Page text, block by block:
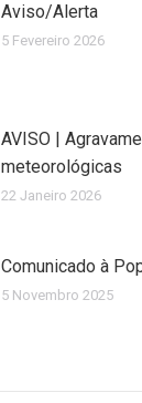
Aviso/Alerta
5 Fevereiro 2026
AVISO |
meteorológicas
22 Janeiro 2026
Comunicado à
5 Novembro 2025